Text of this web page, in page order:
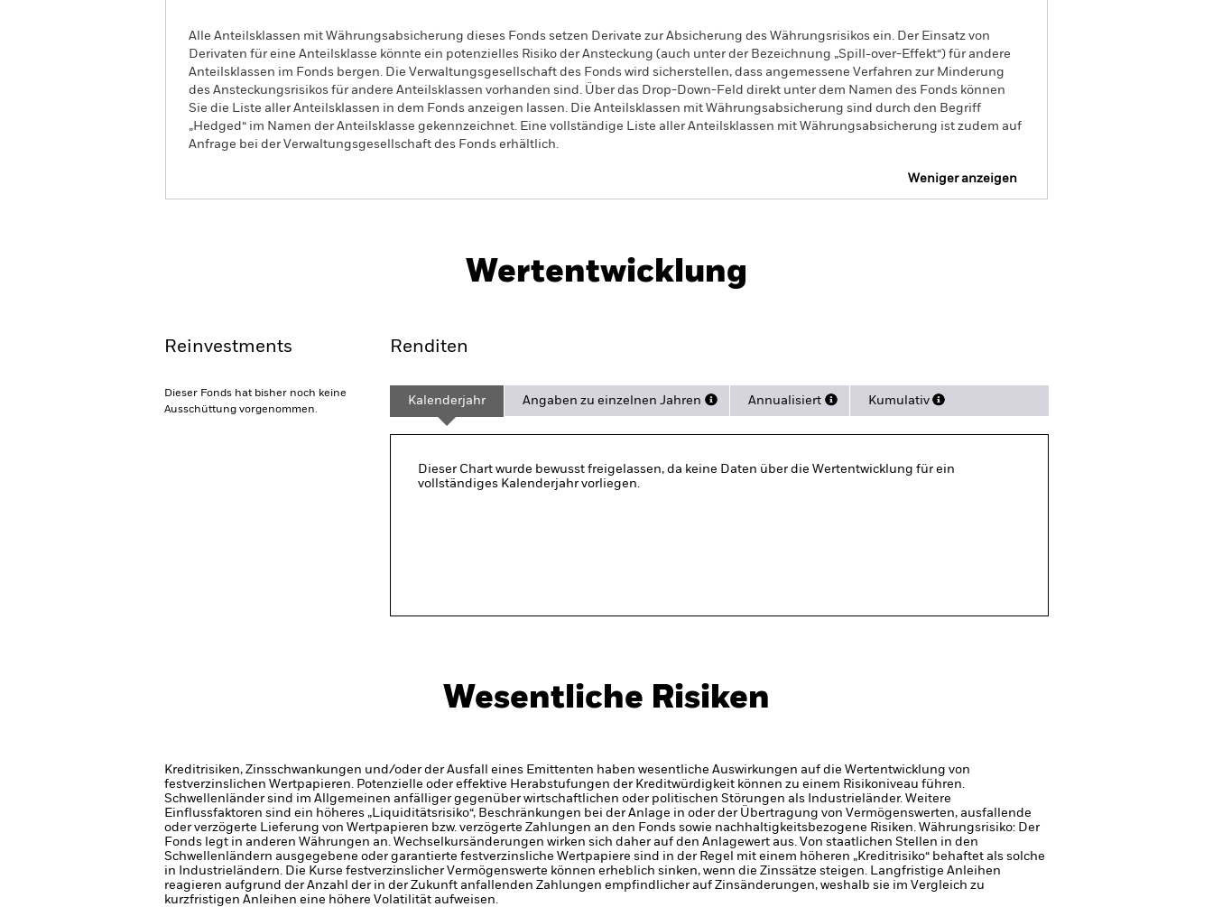
Alle Anteilsklassen mit Währungsabsicherung dieses Fonds setzen Derivate zur Absicherung des Währungsrisikos ein. Der Einsatz von
Derivaten für eine Anteilsklasse könnte ein potenzielles Risiko der Ansteckung (auch unter der Bezeichnung „Spill-over-Effekt“) für andere
Anteilsklassen im Fonds bergen. Die Verwaltungsgesellschaft des Fonds wird sicherstellen, dass angemessene Verfahren zur Minderung
des Ansteckungsrisikos für andere Anteilsklassen vorhanden sind. Über das Drop-Down-Feld direkt unter dem Namen des Fonds können
Sie die Liste aller Anteilsklassen in dem Fonds anzeigen lassen. Die Anteilsklassen mit Währungsabsicherung sind durch den Begriff
„Hedged“ im Namen der Anteilsklasse gekennzeichnet. Eine vollständige Liste aller Anteilsklassen mit Währungsabsicherung ist zudem auf
Anfrage bei der Verwaltungsgesellschaft des Fonds erhältlich.
Weniger anzeigen
Performance Eckdaten Positionen
Wertentwicklung
Reinvestments
Dieser Fonds hat bisher noch keine
Ausschüttung vorgenommen.
Renditen
Kalenderjahr Angaben zu einzelnen Jahren Annualisiert Kumulativ
Dieser Chart wurde bewusst freigelassen, da keine Daten über die Wertentwicklung für ein
vollständiges Kalenderjahr vorliegen.
Wesentliche Risiken
Kreditrisiken, Zinsschwankungen und/oder der Ausfall eines Emittenten haben wesentliche Auswirkungen auf die Wertentwicklung von
festverzinslichen Wertpapieren. Potenzielle oder effektive Herabstufungen der Kreditwürdigkeit können zu einem Risikoniveau führen.
Schwellenländer sind im Allgemeinen anfälliger gegenüber wirtschaftlichen oder politischen Störungen als Industrieländer. Weitere
Einflussfaktoren sind ein höheres „Liquiditätsrisiko“, Beschränkungen bei der Anlage in oder der Übertragung von Vermögenswerten, ausfallende
oder verzögerte Lieferung von Wertpapieren bzw. verzögerte Zahlungen an den Fonds sowie nachhaltigkeitsbezogene Risiken. Währungsrisiko: Der
Fonds legt in anderen Währungen an. Wechselkursänderungen wirken sich daher auf den Anlagewert aus. Von staatlichen Stellen in den
Schwellenländern ausgegebene oder garantierte festverzinsliche Wertpapiere sind in der Regel mit einem höheren „Kreditrisiko“ behaftet als solche
in Industrieländern. Die Kurse festverzinslicher Vermögenswerte können erheblich sinken, wenn die Zinssätze steigen. Langfristige Anleihen
reagieren aufgrund der Anzahl der in der Zukunft anfallenden Zahlungen empfindlicher auf Zinsänderungen, weshalb sie im Vergleich zu
kurzfristigen Anleihen eine höhere Volatilität aufweisen.